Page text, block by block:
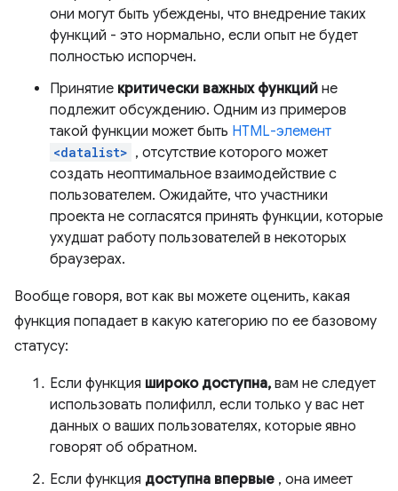
они могут быть убеждены, что внедрение таких
функций - это нормально, если опыт не будет
полностью испорчен.
Принятие критически важных функций не
подлежит обсуждению. Одним из примеров
такой функции может быть HTML-элемент
<datalist> , отсутствие которого может
создать неоптимальное взаимодействие с
пользователем. Ожидайте, что участники
проекта не согласятся принять функции, которые
ухудшат работу пользователей в некоторых
браузерах.
Вообще говоря, вот как вы можете оценить, какая
функция попадает в какую категорию по ее базовому
статусу:
Если функция широко доступна, вам не следует
использовать полифилл, если только у вас нет
данных о ваших пользователях, которые явно
говорят об обратном.
Если функция доступна впервые , она имеет